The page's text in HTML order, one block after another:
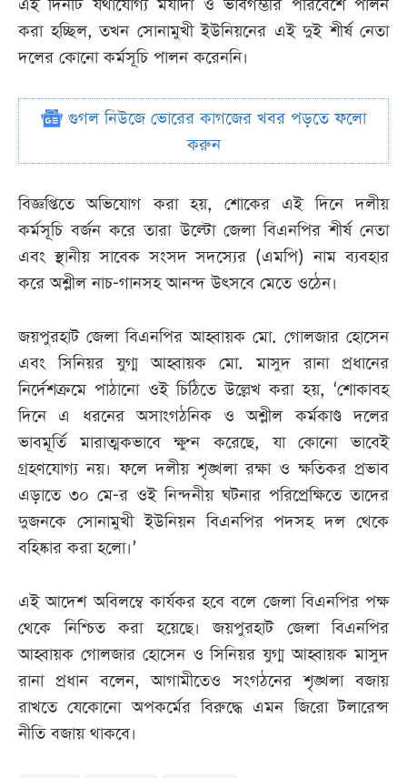
এই দিনটি যথাযোগ্য মর্যাদা ও ভাবগম্ভীর পরিবেশে পালন
করা হচ্ছিল, তখন সোনামুখী ইউনিয়নের এই দুই শীর্ষ নেতা
দলের কোনো কর্মসূচি পালন করেননি।
গুগল নিউজে ভোরের কাগজের খবর পড়তে ফলো
করুন
বিজ্ঞপ্তিতে অভিযোগ করা হয়, শোকের এই দিনে দলীয়
কর্মসূচি বর্জন করে তারা উল্টো জেলা বিএনপির শীর্ষ নেতা
এবং স্থানীয় সাবেক সংসদ সদস্যের (এমপি) নাম ব্যবহার
করে অশ্লীল নাচ-গানসহ আনন্দ উৎসবে মেতে ওঠেন।
জয়পুরহাট জেলা বিএনপির আহ্বায়ক মো. গোলজার হোসেন
এবং সিনিয়র যুগ্ম আহ্বায়ক মো. মাসুদ রানা প্রধানের
নির্দেশক্রমে পাঠানো ওই চিঠিতে উল্লেখ করা হয়, ‘শোকাবহ
দিনে এ ধরনের অসাংগঠনিক ও অশ্লীল কর্মকাণ্ড দলের
ভাবমূর্তি মারাত্মকভাবে ক্ষুণ্ন করেছে, যা কোনো ভাবেই
গ্রহণযোগ্য নয়। ফলে দলীয় শৃঙ্খলা রক্ষা ও ক্ষতিকর প্রভাব
এড়াতে ৩০ মে-র ওই নিন্দনীয় ঘটনার পরিপ্রেক্ষিতে তাদের
দুজনকে সোনামুখী ইউনিয়ন বিএনপির পদসহ দল থেকে
বহিষ্কার করা হলো।’
এই আদেশ অবিলম্বে কার্যকর হবে বলে জেলা বিএনপির পক্ষ
থেকে নিশ্চিত করা হয়েছে। জয়পুরহাট জেলা বিএনপির
আহ্বায়ক গোলজার হোসেন ও সিনিয়র যুগ্ম আহ্বায়ক মাসুদ
রানা প্রধান বলেন, আগামীতেও সংগঠনের শৃঙ্খলা বজায়
রাখতে যেকোনো অপকর্মের বিরুদ্ধে এমন জিরো টলারেন্স
নীতি বজায় থাকবে।